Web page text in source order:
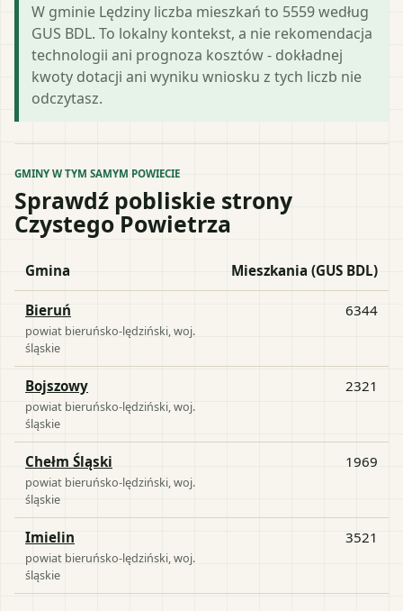
W gminie Lędziny liczba mieszkań to 5559 według
GUS BDL. To lokalny kontekst, a nie rekomendacja
technologii ani prognoza kosztów - dokładnej
kwoty dotacji ani wyniku wniosku z tych liczb nie
odczytasz.
GMINY W TYM SAMYM POWIECIE
Sprawdź pobliskie strony
Czystego Powietrza
Gmina Mieszkania (GUS BDL)
Bieruń
powiat bieruńsko-lędziński , woj.
śląskie
6344
Bojszowy
powiat bieruńsko-lędziński , woj.
śląskie
2321
Chełm Śląski
powiat bieruńsko-lędziński , woj.
śląskie
1969
Imielin
powiat bieruńsko-lędziński , woj.
śląskie
3521